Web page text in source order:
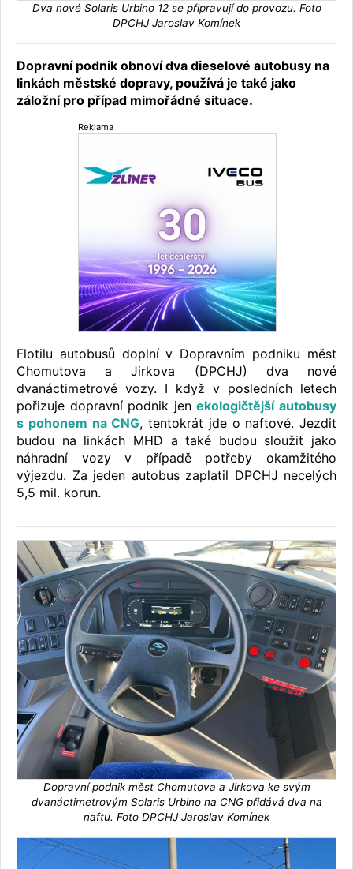
Dva nové Solaris Urbino 12 se připravují do provozu. Foto
DPCHJ Jaroslav Komínek
Dopravní podnik obnoví dva dieselové autobusy na
linkách městské dopravy, používá je také jako
záložní pro případ mimořádné situace.
Reklama
Flotilu autobusů doplní v Dopravním podniku měst
Chomutova a Jirkova (DPCHJ) dva nové
dvanáctimetrové vozy. I když v posledních letech
pořizuje dopravní podnik jenekologičtější autobusy
s pohonem na CNG, tentokrát jde o naftové. Jezdit
budou na linkách MHD a také budou sloužit jako
náhradní vozy v případě potřeby okamžitého
výjezdu. Za jeden autobus zaplatil DPCHJ necelých
5,5 mil. korun.
Dopravní podnik měst Chomutova a Jirkova ke svým
dvanáctimetrovým Solaris Urbino na CNG přidává dva na
naftu. Foto DPCHJ Jaroslav Komínek